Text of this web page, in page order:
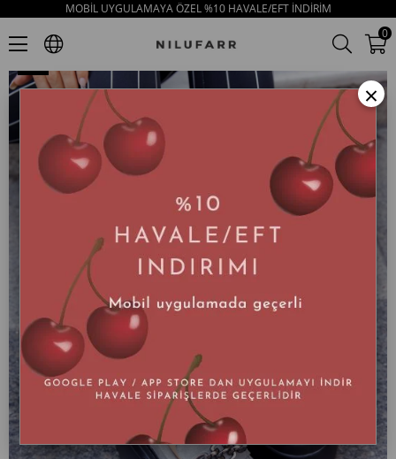
MOBİL UYGULAMAYA ÖZEL %10 HAVALE/EFT İNDİRİM
0
Margarita Gri Hakiki Süet Kalın Tabanlı Kadın Loafer
×